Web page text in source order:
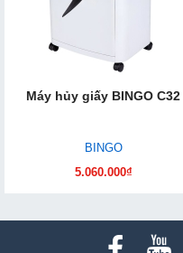
Máy hủy giấy BINGO C32
BINGO
5.060.000₫